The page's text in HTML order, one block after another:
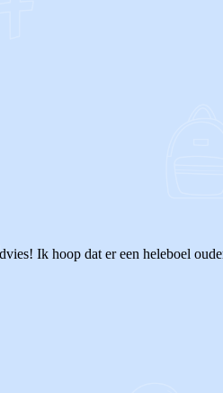
Ik hoop dat er een heleboel